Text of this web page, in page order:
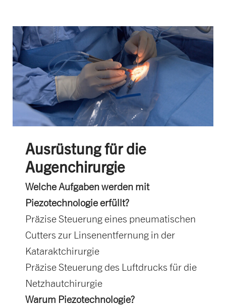
Ausrüstung für die
Augenchirurgie
Welche Aufgaben werden mit
Piezotechnologie erfüllt?
Präzise Steuerung eines pneumatischen
Cutters zur Linsenentfernung in der
Kataraktchirurgie
Präzise Steuerung des Luftdrucks für die
Netzhautchirurgie
Warum Piezotechnologie?